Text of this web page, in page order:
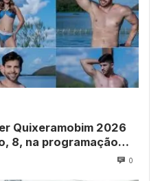
Quixeramobim 2026
8, na programação
0